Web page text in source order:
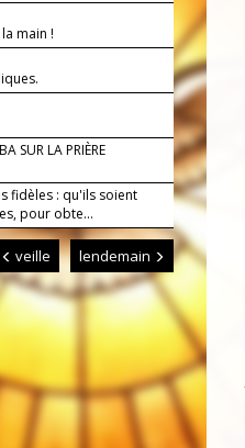
main !
SUR LA PRIÈRE
fidèles : qu'ils soient
pour obte...
veille lendemain